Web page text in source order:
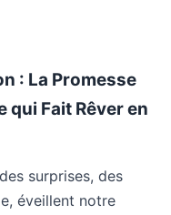
: La Promesse
qui Fait Rêver en
surprises, des
éveillent notre